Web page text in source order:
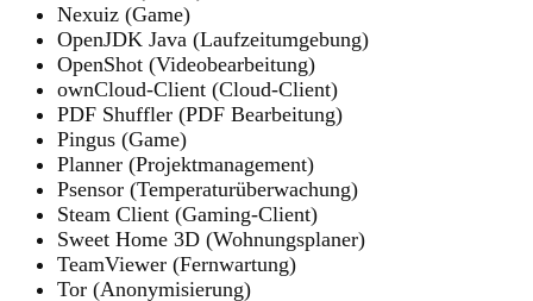
Nexuiz (Game)
OpenJDK Java (Laufzeitumgebung)
OpenShot (Videobearbeitung)
ownCloud-Client (Cloud-Client)
PDF Shuffler (PDF Bearbeitung)
Pingus (Game)
Planner (Projektmanagement)
Psensor (Temperaturüberwachung)
Steam Client (Gaming-Client)
Sweet Home 3D (Wohnungsplaner)
TeamViewer (Fernwartung)
Tor (Anonymisierung)